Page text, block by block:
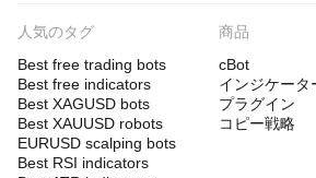
人気のタグ
Best free trading bots
Best free indicators
Best XAGUSD bots
Best XAUUSD robots
EURUSD scalping bots
Best RSI indicators
商品
cBot
インジケータ
プラグイン
コピー戦略